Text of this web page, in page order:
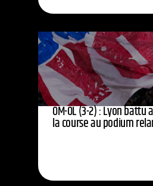
OM-OL (3-2) : Lyon battu
la course au podium